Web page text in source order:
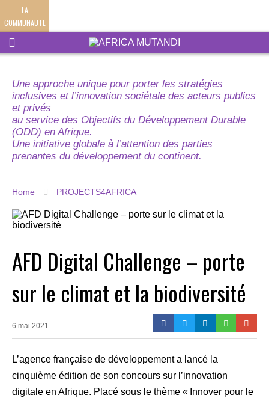
LA
COMMUNAUTE
Une approche unique pour porter les stratégies
inclusives et l’innovation sociétale des acteurs publics
et privés
au service des Objectifs du Développement Durable
(ODD) en Afrique.
Une initiative globale à l’attention des parties
prenantes du développement du continent.
Home PROJECTS4AFRICA
AFD Digital Challenge – porte
sur le climat et la biodiversité
6 mai 2021
L’agence française de développement a lancé la
cinquième édition de son concours sur l’innovation
digitale en Afrique. Placé sous le thème « Innover pour le